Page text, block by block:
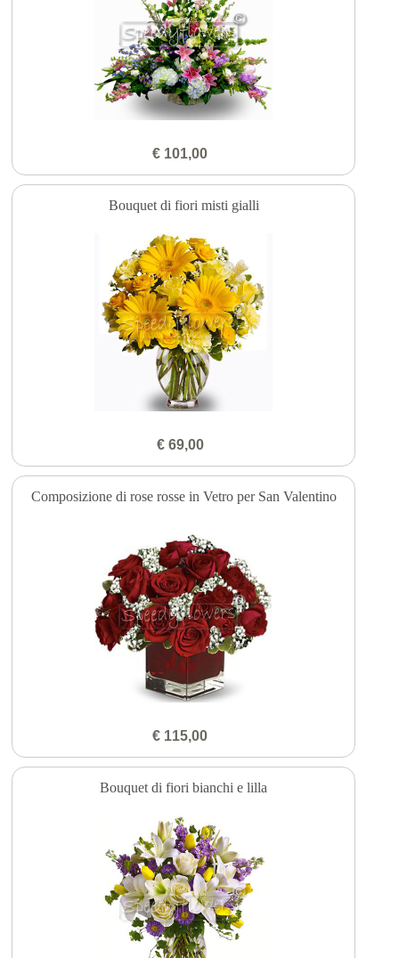
€ 101,00
Bouquet di fiori misti gialli
€ 69,00
Composizione di rose rosse in Vetro per San Valentino
€ 115,00
Bouquet di fiori bianchi e lilla